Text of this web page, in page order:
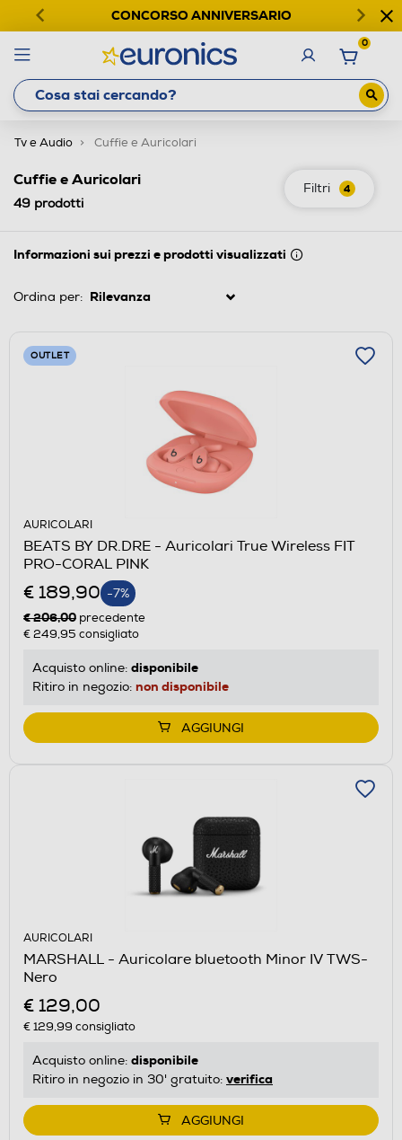
CONCORSO ANNIVERSARIO
0
Tv e Audio Cuffie e Auricolari
Filtri 4
Cuffie e Auricolari
49 prodotti
Informazioni sui prezzi e prodotti visualizzati
Ordina per:
OUTLET
AURICOLARI
BEATS BY DR.DRE - Auricolari True Wireless FIT
PRO-CORAL PINK
€ 189,90 -7%
€ 206,00 precedente
€ 249,95 consigliato
Acquisto online: disponibile
Ritiro in negozio: non disponibile
AGGIUNGI
AURICOLARI
MARSHALL - Auricolare bluetooth Minor IV TWS-
Nero
€ 129,00
€ 129,99 consigliato
Acquisto online: disponibile
Ritiro in negozio in 30' gratuito: verifica
AGGIUNGI